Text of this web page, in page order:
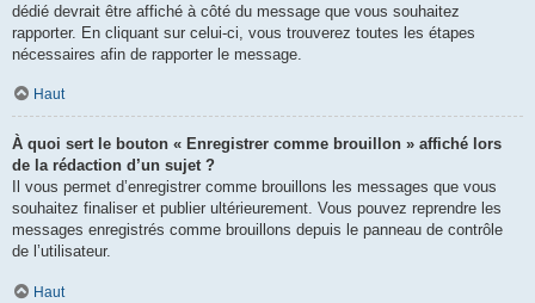
dédié devrait être affiché à côté du message que vous souhaitez
rapporter. En cliquant sur celui-ci, vous trouverez toutes les étapes
nécessaires afin de rapporter le message.
Haut
À quoi sert le bouton « Enregistrer comme brouillon » affiché lors
de la rédaction d’un sujet ?
Il vous permet d’enregistrer comme brouillons les messages que vous
souhaitez finaliser et publier ultérieurement. Vous pouvez reprendre les
messages enregistrés comme brouillons depuis le panneau de contrôle
de l’utilisateur.
Haut